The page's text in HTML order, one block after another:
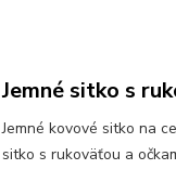
Jemné sitko s
Jemné kovové sitko na
sitko s rukoväťou a